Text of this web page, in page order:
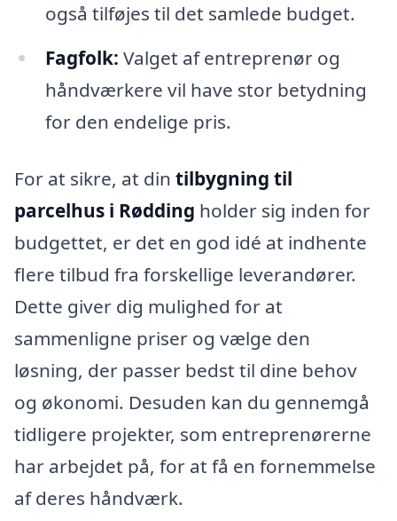
også tilføjes til det samlede budget.
Fagfolk: Valget af entreprenør og
håndværkere vil have stor betydning
for den endelige pris.
For at sikre, at din tilbygning til
parcelhus i Rødding holder sig inden for
budgettet, er det en god idé at indhente
flere tilbud fra forskellige leverandører.
Dette giver dig mulighed for at
sammenligne priser og vælge den
løsning, der passer bedst til dine behov
og økonomi. Desuden kan du gennemgå
tidligere projekter, som entreprenørerne
har arbejdet på, for at få en fornemmelse
af deres håndværk.